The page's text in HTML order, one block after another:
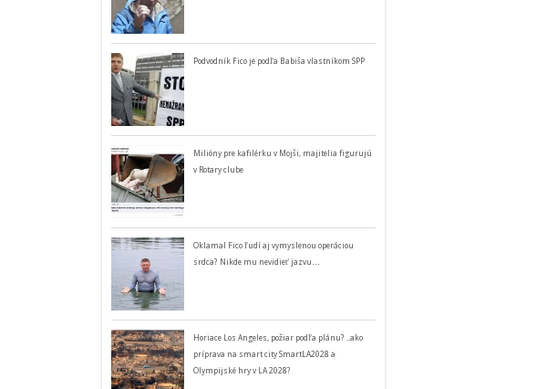
Podvodník Fico je podľa Babiša vlastníkom SPP
Milióny pre kafilérku v Mojši, majitelia figurujú
v Rotary clube
Oklamal Fico ľudí aj vymyslenou operáciou
srdca? Nikde mu nevidieť jazvu…
Horiace Los Angeles, požiar podľa plánu? ..ako
príprava na smart city SmartLA2028 a
Olympijské hry v LA 2028?